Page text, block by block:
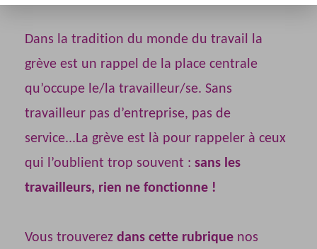
Dans la tradition du monde du travail la
grève est un rappel de la place centrale
qu’occupe le/la travailleur/se. Sans
travailleur pas d’entreprise, pas de
service...La grève est là pour rappeler à ceux
qui l’oublient trop souvent : sans les
travailleurs, rien ne fonctionne !
Vous trouverez dans cette rubrique nos